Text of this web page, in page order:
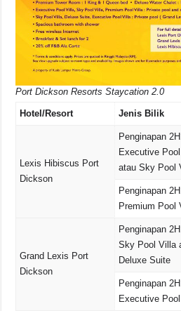
Port Dickson Resorts Staycation 2.0
Hotel/Resort Jenis Bilik
Lexis Hibiscus Port
Dickson
Penginapan
Executive
atau Sky Pool
Penginapan
Premium Pool
Grand Lexis Port
Dickson
Penginapan
Sky Pool Villa
Deluxe Suite
Penginapan
Executive